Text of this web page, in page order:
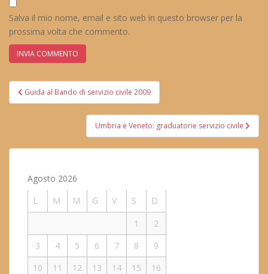
Salva il mio nome, email e sito web in questo browser per la
prossima volta che commento.
Navigazione
articoli
Guida al Bando di servizio civile 2009
Umbria e Veneto: graduatorie servizio civile
Agosto 2026
L
M M G V S
D
1
2
3
4 5 6 7 8
9
10
11 12 13 14 15
16